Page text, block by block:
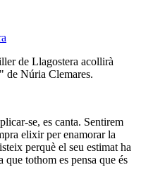
de Llagostera acollirà
de Núria Clemares.
se, es canta. Sentirem
elixir per enamorar la
perquè el seu estimat ha
tothom es pensa que és